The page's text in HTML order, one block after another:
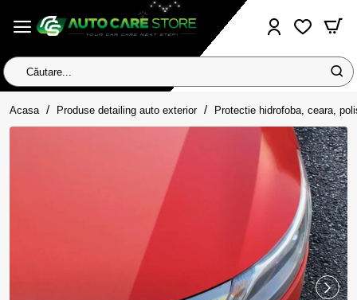
Căutare...
Acasa homeProduse detailing auto exterior Protectie hidrofoba, ceara,